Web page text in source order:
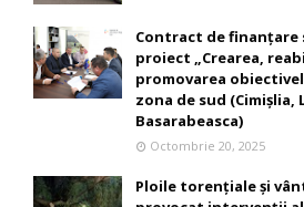
Contract de finanțare
proiect „Crearea,
promovarea
zona de sud (Cimișlia,
Basarabeasca)
Octombrie 20, 2025
Ploile torențiale și